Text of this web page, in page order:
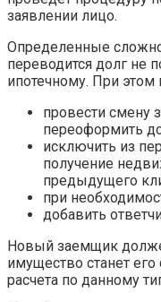
заявлении лицо.
Определенные
переводится долг не
ипотечному. При этом
провести смену
переоформить
исключить из
получение
предыдущего
при
добавить
Новый заемщик
имущество станет
расчета по данному